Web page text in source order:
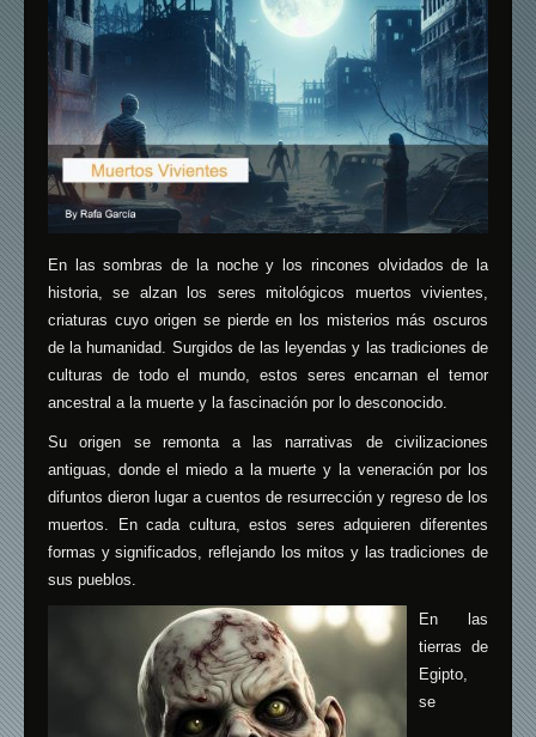
En las sombras de la noche y los rincones olvidados de la
historia, se alzan los seres mitológicos muertos vivientes,
criaturas cuyo origen se pierde en los misterios más oscuros
de la humanidad. Surgidos de las leyendas y las tradiciones de
culturas de todo el mundo, estos seres encarnan el temor
ancestral a la muerte y la fascinación por lo desconocido.
Su origen se remonta a las narrativas de civilizaciones
antiguas, donde el miedo a la muerte y la veneración por los
difuntos dieron lugar a cuentos de resurrección y regreso de los
muertos. En cada cultura, estos seres adquieren diferentes
formas y significados, reflejando los mitos y las tradiciones de
sus pueblos.
En las
tierras de
Egipto,
se